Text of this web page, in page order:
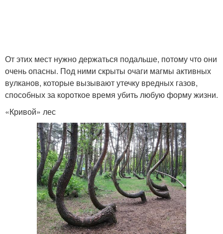
От этих мест нужно держаться подальше, потому что они
очень опасны. Под ними скрыты очаги магмы активных
вулканов, которые вызывают утечку вредных газов,
способных за короткое время убить любую форму жизни.
«Кривой» лес